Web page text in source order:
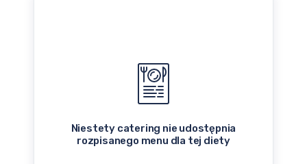
Niestety catering nie udostępnia
rozpisanego menu dla tej diety